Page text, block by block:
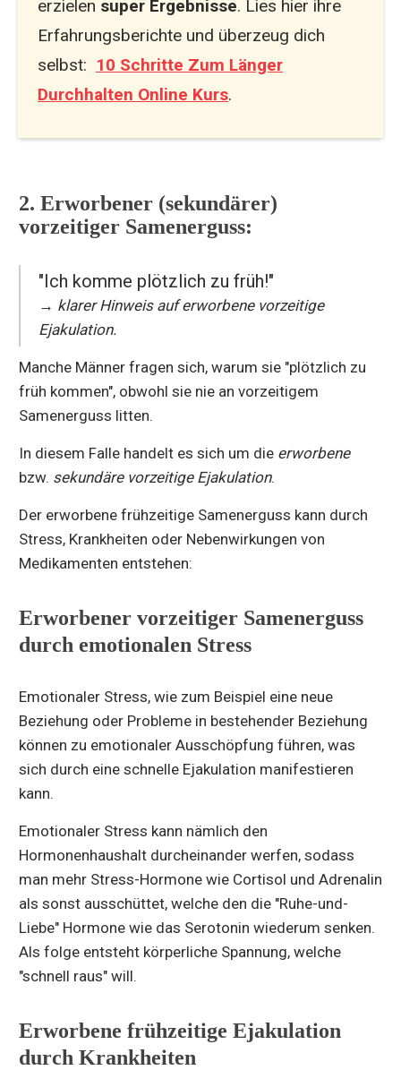
erzielen super Ergebnisse. Lies hier ihre
Erfahrungsberichte und überzeug dich
selbst: 10 Schritte Zum Länger
Durchhalten Online Kurs.
2. Erworbener (sekundärer)
vorzeitiger Samenerguss:
"Ich komme plötzlich zu früh!"
→ klarer Hinweis auf erworbene vorzeitige
Ejakulation.
Manche Männer fragen sich, warum sie "plötzlich zu
früh kommen", obwohl sie nie an vorzeitigem
Samenerguss litten.
In diesem Falle handelt es sich um die erworbene
bzw. sekundäre vorzeitige Ejakulation.
Der erworbene frühzeitige Samenerguss kann durch
Stress, Krankheiten oder Nebenwirkungen von
Medikamenten entstehen:
Erworbener vorzeitiger Samenerguss
durch emotionalen Stress
Emotionaler Stress, wie zum Beispiel eine neue
Beziehung oder Probleme in bestehender Beziehung
können zu emotionaler Ausschöpfung führen, was
sich durch eine schnelle Ejakulation manifestieren
kann.
Emotionaler Stress kann nämlich den
Hormonenhaushalt durcheinander werfen, sodass
man mehr Stress-Hormone wie Cortisol und Adrenalin
als sonst ausschüttet, welche den die "Ruhe-und-
Liebe" Hormone wie das Serotonin wiederum senken.
Als folge entsteht körperliche Spannung, welche
"schnell raus" will.
Erworbene frühzeitige Ejakulation
durch Krankheiten